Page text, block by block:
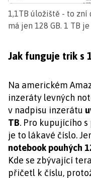
1,1TB úložiště - to zní
má jen 128 GB. 1 TB
Jak funguje trik s
Na americkém
inzeráty levných
v nadpisu inzerátu
TB. Pro kupujícího
je to lákavé číslo.
notebook pouhých
Kde se zbývající
přičetl k číslu,